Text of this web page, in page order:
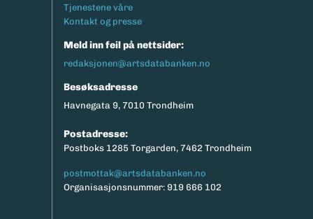
Tjenestene våre
Kontakt og presse
Meld inn feil på nettsider:
redaksjonen@artsdatabanken.no
Besøksadresse
Havnegata 9, 7010 Trondheim
Postadresse:
Postboks 1285 Torgarden, 7462 Trondheim
postmottak@artsdatabanken.no
Organisasjonsnummer: 919 666 102